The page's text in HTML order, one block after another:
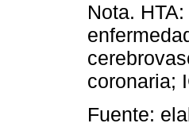
Nota.
coronaria;
Fuente: